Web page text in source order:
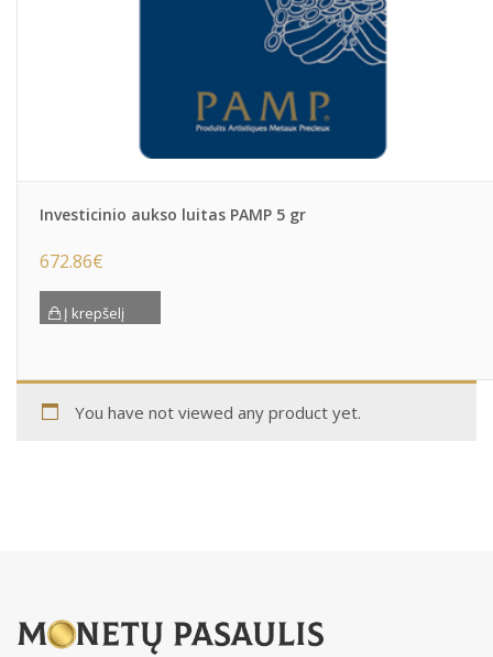
Investicinio aukso luitas PAMP 5 gr
672.86€
Į krepšelį
You have not viewed any product yet.